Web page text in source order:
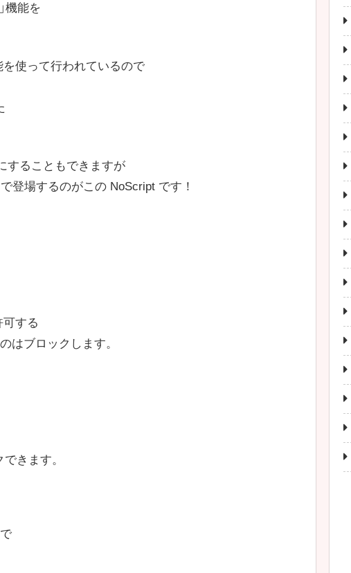
機能を
使って行われているので
することもできますが
登場するのがこの NoScript です！
する
はブロックします。
きます。